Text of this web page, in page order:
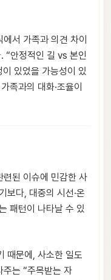
서 가족과 의견 차이
“안정적인 길 vs 본인
있었을 가능성이 있
족과의 대화·조율이
련된 이슈에 민감한 사
보다, 대중의 시선·온
패턴이 나타날 수 있
때문에, 사소한 일도
는 “주목받는 자